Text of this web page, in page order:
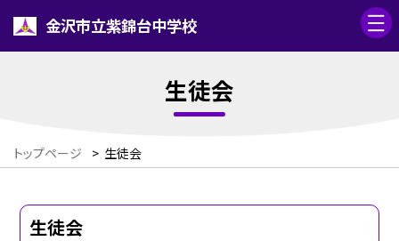
金沢市立紫錦台中学校
生徒会
トップページ > 生徒会
生徒会